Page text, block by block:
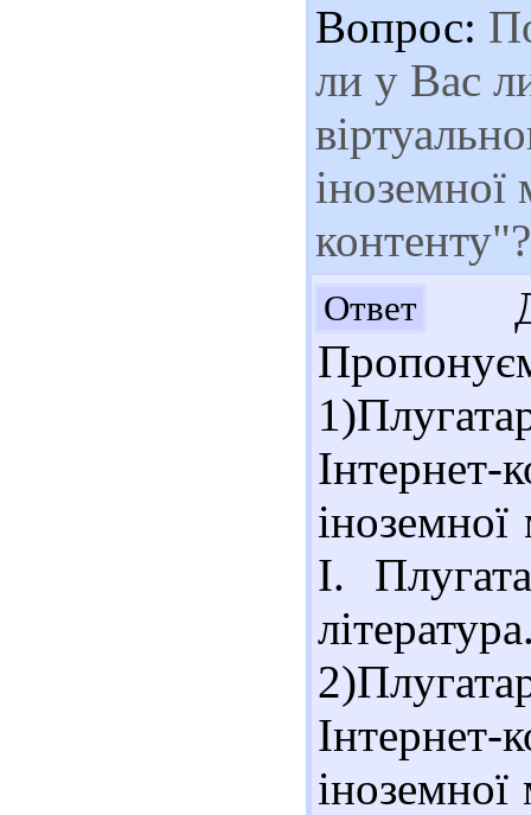
Вопрос:
ли у Вас
контенту"?
Ответ
І.